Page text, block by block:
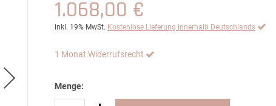
1.068,00 €
inkl. 19% MwSt. Kostenlose Lieferung innerhalb Deutschlands
1 Monat Widerrufsrecht
Menge: